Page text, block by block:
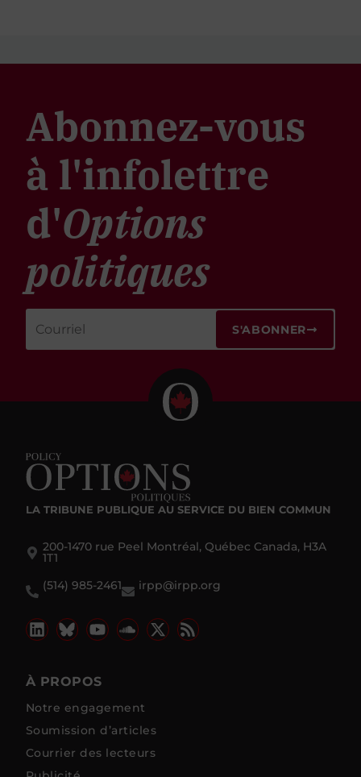
Abonnez-vous
à l'infolettre
d'Options
politiques
S'ABONNER
LA TRIBUNE PUBLIQUE AU SERVICE DU BIEN COMMUN
200-1470 rue Peel Montréal, Québec Canada, H3A
1T1
(514) 985-2461
irpp@irpp.org
À PROPOS
Notre engagement
Soumission d’articles
Courrier des lecteurs